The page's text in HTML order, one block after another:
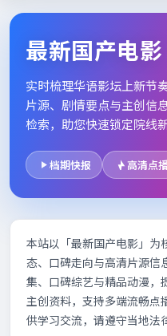
最新国产电影
最新国产电影
实时梳理华语影坛上新节
片源、剧情要点与主创信
检索，助您快速锁定院线
档期快报 高清点
本站以「最新国产电影」为
态、口碑走向与高清片源信
集、口碑综艺与精品动漫，
主创资料，支持多端流畅点
供学习交流，请遵守当地法